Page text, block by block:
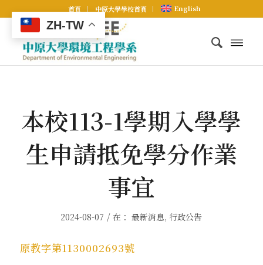
首頁 中原大學學校首頁 English
本校113-1學期入學學
生申請抵免學分作業
事宜
2024-08-07 / 在：最新消息, 行政公告
原教字第1130002693號
ZH-TW